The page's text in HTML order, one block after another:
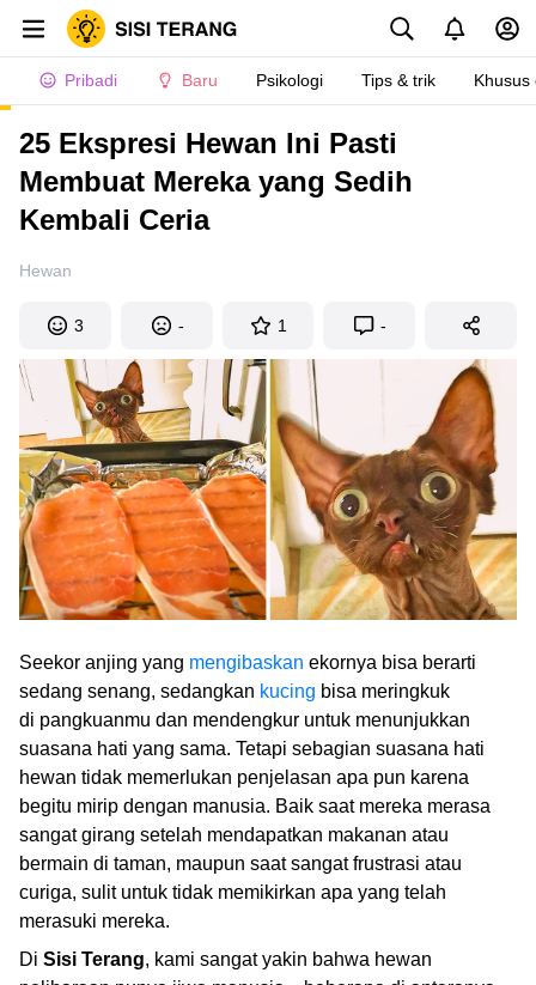
Pribadi Baru Psikologi Tips & trik Khusus
25 Ekspresi Hewan Ini Pasti
Membuat Mereka yang Sedih
Kembali Ceria
Hewan
3 - 1 -
Seekor anjing yang mengibaskan ekornya bisa berarti
sedang senang, sedangkan kucing bisa meringkuk
di pangkuanmu dan mendengkur untuk menunjukkan
suasana hati yang sama. Tetapi sebagian suasana hati
hewan tidak memerlukan penjelasan apa pun karena
begitu mirip dengan manusia. Baik saat mereka merasa
sangat girang setelah mendapatkan makanan atau
bermain di taman, maupun saat sangat frustrasi atau
curiga, sulit untuk tidak memikirkan apa yang telah
merasuki mereka.
Di Sisi Terang, kami sangat yakin bahwa hewan